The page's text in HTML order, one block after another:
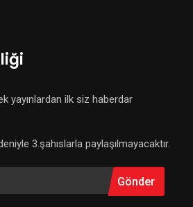
yayınlardan ilk siz haberdar
3.şahıslarla paylaşılmayacaktır.
Gönder